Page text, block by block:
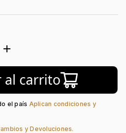
add
al carrito
el país Aplican condiciones y
y Devoluciones.